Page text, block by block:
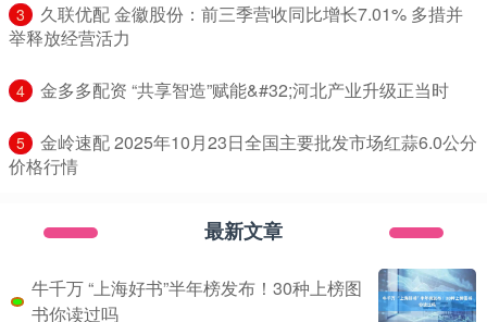
3
​久联优配 金徽股份：前三季营收同比增长7.01% 多措并
举释放经营活力
4 ​金多多配资 “共享智造”赋能&#32;河北产业升级正当时
5
​金岭速配 2025年10月23日全国主要批发市场红蒜6.0公分
价格行情
最新文章
牛千万 “上海好书”半年榜发布！30种上榜图
书你读过吗